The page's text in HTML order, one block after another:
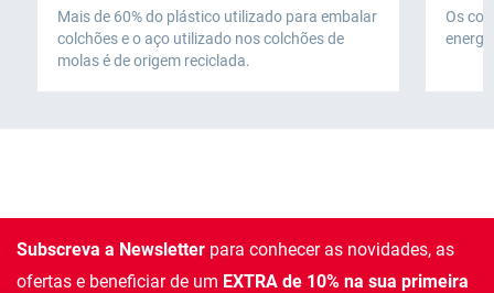
Mais de 60% do plástico utilizado para embalar
colchões e o aço utilizado nos colchões de
molas é de origem reciclada.
Os
Subscreva a Newsletter para conhecer as novidades, as
ofertas e beneficiar de um EXTRA de 10% na sua primeira